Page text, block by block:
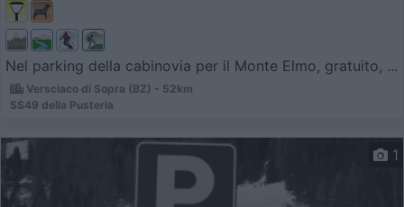
Nel parking della cabinovia per il Monte Elmo, gratuito, ...
Versciaco di Sopra (BZ) - 52km
SS49 della Pusteria
1